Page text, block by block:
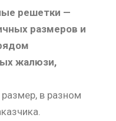
решетки —
размеров и
жалюзи,
в разном